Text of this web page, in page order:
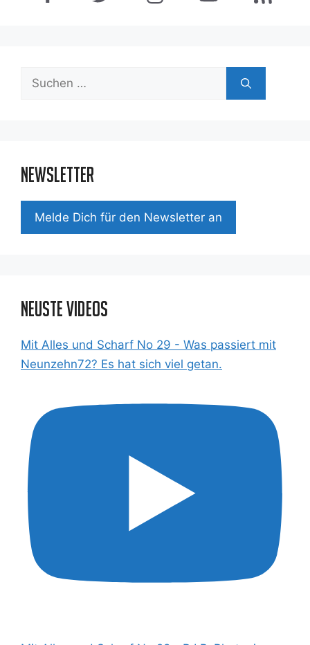
Suchen
Newsletter
Mel­de Dich für den News­let­ter an
Neuste Videos
Mit Alles und Scharf No 29 - Was passiert mit
Neunzehn72? Es hat sich viel getan.